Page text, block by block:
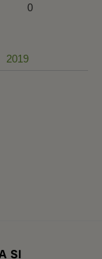
0
2019
SI